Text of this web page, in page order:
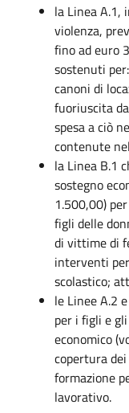
la Linea A.1,
violenza,
fino ad euro
sostenuti per:
canoni di
fuoriuscita
spesa a ciò
contenute
la Linea B.1
sostegno
1.500,00)
figli delle
di vittime di
interventi
scolastico;
le Linee A.2
per i figli e
economico
copertura
formazione
lavorativo.